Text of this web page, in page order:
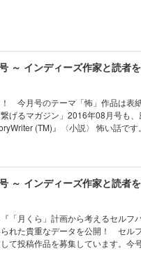
ＤＹ』〈新作読み切り・小説〉
願いします。』〈既刊サンプル
～ インディーズ作家と読者
今月号のテーマ「怖」作品は表
るマガジン」2016年08月号も、磨
(TM)』〈小説〉 怖い話で
心の壁ではないでしょうか。 ●原
会った。 ●芦火屋与太郎『我が国
達人』〈小説〉 角砂糖は左手で入れな
つみ／鷹野凌 ※なお『月刊群雛』はこの号をもちまし
とうございました！
～ インディーズ作家と読者
「月くら」計画から考えるセルフ
貴重なデータを公開！ セルフパブリ
て投稿作品を募集しています。今